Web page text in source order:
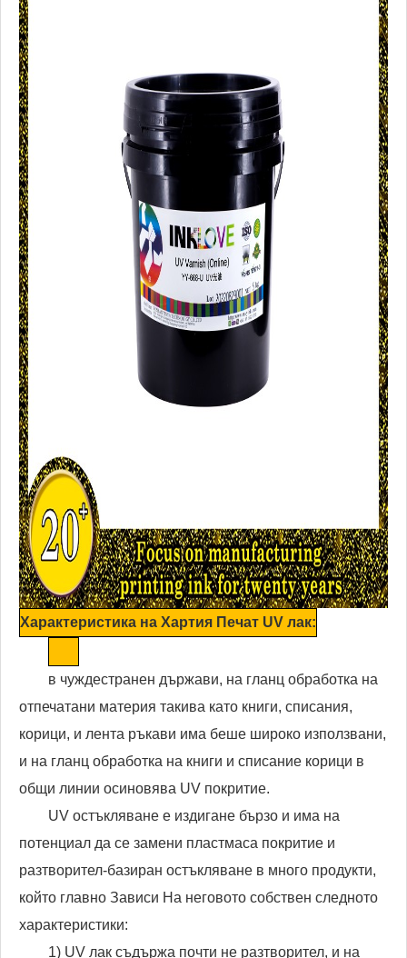
Характеристика на Хартия Печат UV лак:
в чуждестранен държави, на гланц обработка на
отпечатани материя такива като книги, списания,
корици, и лента ръкави има беше широко използвани,
и на гланц обработка на книги и списание корици в
общи линии осиновява UV покритие.
UV остъкляване е издигане бързо и има на
потенциал да се замени пластмаса покритие и
разтворител-базиран остъкляване в много продукти,
който главно Зависи На неговото собствен следното
характеристики:
1) UV лак съдържа почти не разтворител, и на